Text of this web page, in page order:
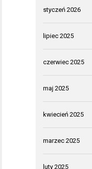
styczeń 2026
lipiec 2025
czerwiec 2025
maj 2025
kwiecień 2025
marzec 2025
luty 2025